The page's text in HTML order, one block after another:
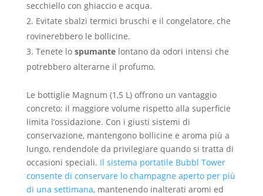
secchiello con ghiaccio e acqua.
Evitate sbalzi termici bruschi e il congelatore, che
rovinerebbero le bollicine.
Tenete lo spumantelontano da odori intensi che
potrebbero alterarne il profumo.
Le bottiglie Magnum (1,5 L) offrono un vantaggio
concreto: il maggiore volume rispetto alla superficie
limita l’ossidazione. Con i giusti sistemi di
conservazione, mantengono bollicine e aroma più a
lungo, rendendole da privilegiare quando si tratta di
occasioni speciali. Il sistema portatile Bubbl Tower
consente di conservare lo champagne aperto per più
di una settimana, mantenendo inalterati aromi ed